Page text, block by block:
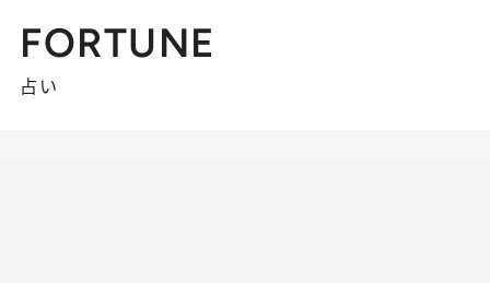
FORTUNE
占い